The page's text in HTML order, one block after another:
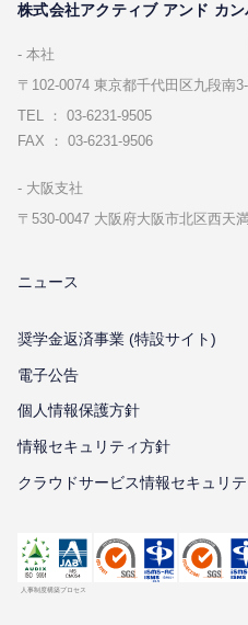
株式会社アクティブ アンド カ
本社
〒102-0074 東京都千代⽥区九段南
TEL ： 03-6231-9505
FAX ： 03-6231-9506
⼤阪⽀社
〒530-0047 ⼤阪府⼤阪市北区⻄天
ニュース
奨学金返済事業 (特設サイト)
電子公告
個⼈情報保護⽅針
情報セキュリティ⽅針
クラウドサービス情報セキュリ